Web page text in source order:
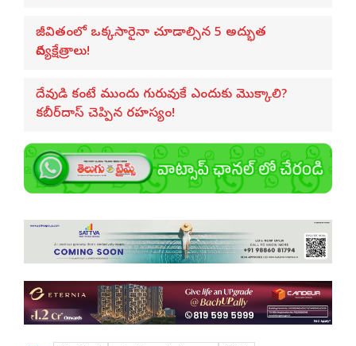
జీవితంలో ఒక్కసారైనా చూడాల్సిన 5 అద్భుత
దివ్యక్షేత్రాలు!
దేవుడి కంటే ముందు గురువుకే ఎందుకు మొక్కాలి?
కబీర్‌దాస్ చెప్పిన రహస్యం!